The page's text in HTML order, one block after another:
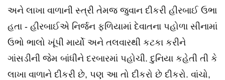
અને લાખા વાળાની સ્ત્રી તેમજ જુવાન દીકરી હીરબાઈ ઉભા
હતા - હીરબાઈએ નિર્જન ફળિયામાં દેવાતના પહોળા સીનામાં
ઉભો ભાલો ખૂંપી માર્યો અને તલવારથી કટકા કરીને
ગાંસડીની જેમ બાંધીને દરબારમાં પહોચી. દુનિયા કહેતી તી કે
લાખા વાળાને દીકરી છે, પણ આ તો દીકરો છે દીકરો. વાંચો,